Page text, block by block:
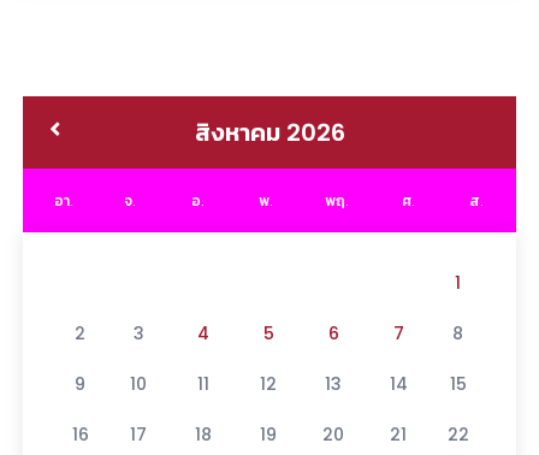
สิงหาคม 2026
อา. จ. อ. พ. พฤ. ศ. ส.
1
2 3 4 5 6 7 8
9 10 11 12 13 14 15
16 17 18 19 20 21 22